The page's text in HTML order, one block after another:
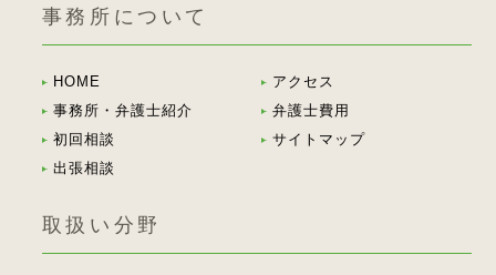
事務所について
HOME
事務所・弁護士紹介
初回相談
出張相談
アクセス
弁護士費用
サイトマップ
取扱い分野